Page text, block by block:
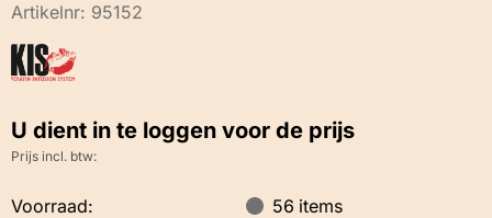
Artikelnr: 95152
U dient in te loggen voor de prijs
Prijs incl. btw:
Voorraad: 56 items